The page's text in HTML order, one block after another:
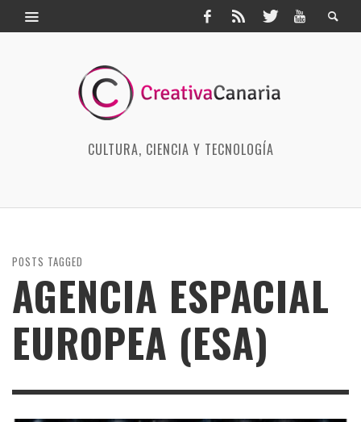
CULTURA, CIENCIA Y TECNOLOGÍA
POSTS TAGGED
AGENCIA ESPACIAL
EUROPEA (ESA)